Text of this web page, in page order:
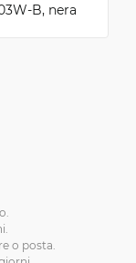
B, nera
o posta.